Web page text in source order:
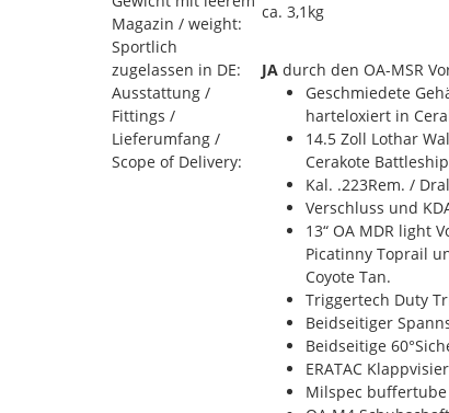
Magazin / weight:
ca. 3,1kg
Sportlich
zugelassen in DE:
JA durch den OA-MSR
Ausstattung /
Fittings /
Lieferumfang /
Scope of Delivery:
Geschmiedete
harteloxiert in
14.5 Zoll Lothar
Cerakote
Kal. .223Rem. /
Verschluss und
13“ OA MDR light
Picatinny Toprail
Coyote Tan.
Triggertech Duty
Beidseitiger
Beidseitige
ERATAC
Milspec buffertube